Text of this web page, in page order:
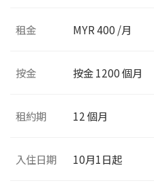
租金 MYR 400 /月
按金 按金 1200 個月
租約期 12 個月
入住日期 10月1日起